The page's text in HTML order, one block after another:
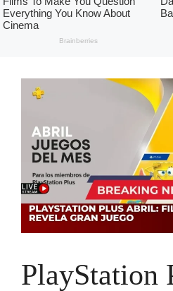
PlayStation